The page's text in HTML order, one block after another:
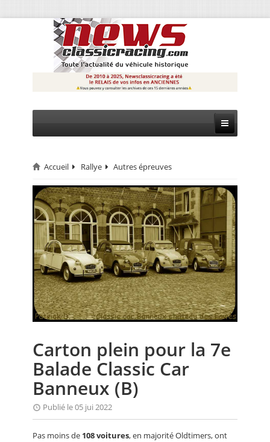
CIRCUIT
RALLYE
MONTAGNE
EVÈNEMENTS
CALENDRIER
FOCUS
ANNUAIRES
PETITES ANNONCES
Accueil Rallye Autres épreuves
Carton plein pour la 7e
Balade Classic Car
Banneux (B)
Publié le 05 jui 2022
Pas moins de 108 voitures, en majorité Oldtimers, ont